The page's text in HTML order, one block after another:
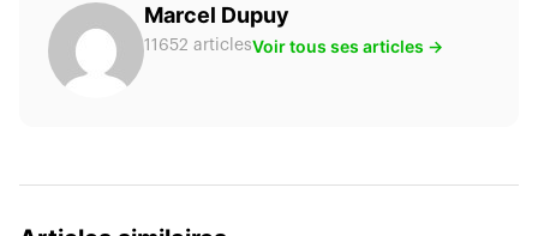
Marcel Dupuy
11652 articlesVoir tous ses articles →